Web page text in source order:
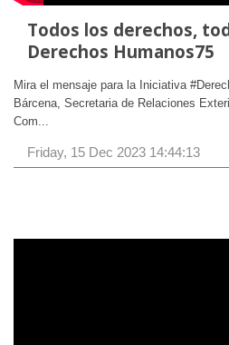
Todos los derechos,
Derechos Humanos75
Mira el mensaje para la Iniciativa
Bárcena, Secretaria de Relaciones
Com...
Friday, 15 Dec 2023 14:44:13